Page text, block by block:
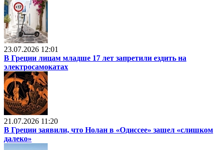
23.07.2026 12:01
В Греции лицам младше 17 лет запретили ездить на
электросамокатах
21.07.2026 11:20
В Греции заявили, что Нолан в «Одиссее» зашел «слишком
далеко»